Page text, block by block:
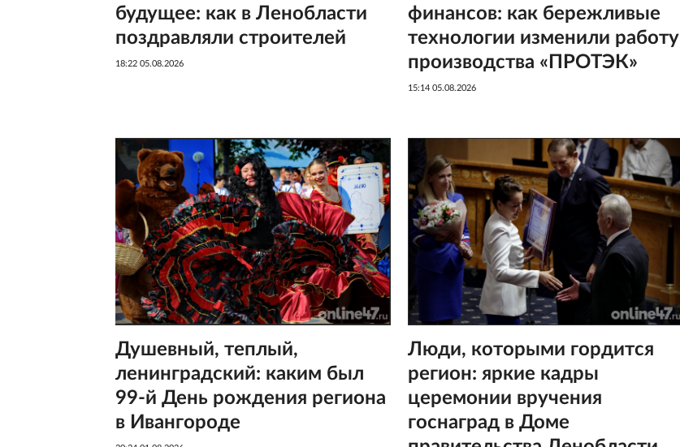
будущее: как в Ленобласти
поздравляли строителей
18:22 05.08.2026
финансов: как бережливые
технологии изменили работу
производства «ПРОТЭК»
15:14 05.08.2026
Душевный, теплый,
ленинградский: каким был
99-й День рождения региона
в Ивангороде
Люди, которыми гордится
регион: яркие кадры
церемонии вручения
госнаград в Доме